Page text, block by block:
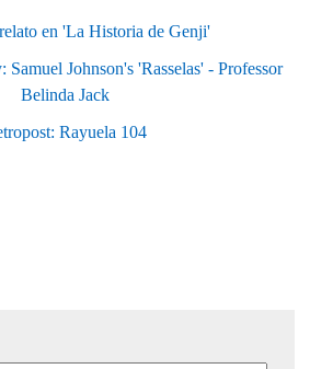
en 'La Historia de Genji'
Johnson's 'Rasselas' - Professor
Belinda Jack
Rayuela 104